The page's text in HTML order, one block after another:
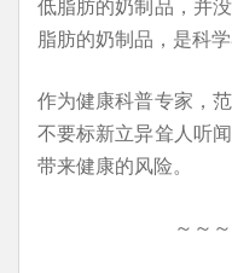
脂肪的奶制品，是科学
作为健康科普专家，
不要标新立异耸人听
带来健康的风险。
～～